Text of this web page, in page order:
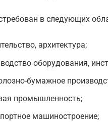
в следующих
архитектура;
оборудования,
бумажное
промышленность;
машиностроение;